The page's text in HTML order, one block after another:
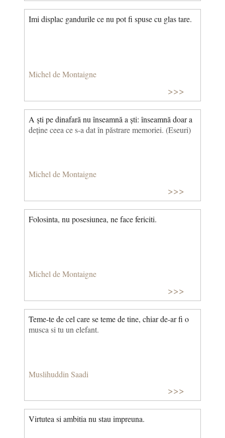
Imi displac gandurile ce nu pot fi spuse cu glas tare.
Michel de Montaigne
>>>
A ști pe dinafară nu înseamnă a ști: înseamnă doar a
deține ceea ce s-a dat în păstrare memoriei. (Eseuri)
Michel de Montaigne
>>>
Folosinta, nu posesiunea, ne face fericiti.
Michel de Montaigne
>>>
Teme-te de cel care se teme de tine, chiar de-ar fi o
musca si tu un elefant.
Muslihuddin Saadi
>>>
Virtutea si ambitia nu stau impreuna.